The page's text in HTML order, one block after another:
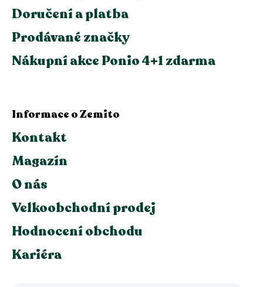
Doručení a platba
Prodávané značky
Nákupní akce Ponio 4+1 zdarma
Informace o Zemito
Kontakt
Magazín
O nás
Velkoobchodní prodej
Hodnocení obchodu
Kariéra